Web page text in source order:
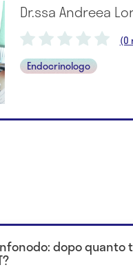
Dr.ssa Andreea
(0
Endocrinologo
dopo quanto